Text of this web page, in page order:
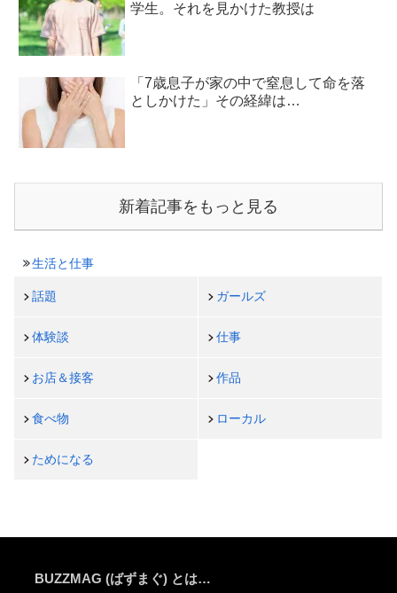
学生。それを見かけた教授は
「7歳息子が家の中で窒息して命を落
としかけた」その経緯は…
新着記事をもっと見る
生活と仕事
話題 ガールズ
体験談 仕事
お店＆接客 作品
食べ物 ローカル
ためになる
BUZZMAG (ばずまぐ) とは…